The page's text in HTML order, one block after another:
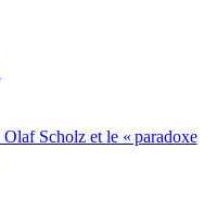
Scholz et le « paradoxe